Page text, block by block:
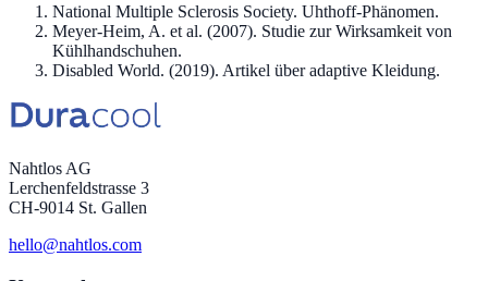
National Multiple Sclerosis Society. Uhthoff-Phänomen.
Meyer-Heim, A. et al. (2007). Studie zur Wirksamkeit von
Kühlhandschuhen.
Disabled World. (2019). Artikel über adaptive Kleidung.
Nahtlos AG
Lerchenfeldstrasse 3
CH-9014 St. Gallen
hello@nahtlos.com